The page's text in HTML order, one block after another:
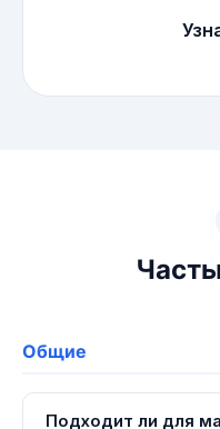
Общие
Подходит ли для